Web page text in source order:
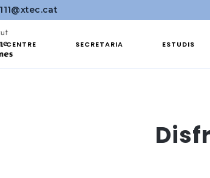
CENTRE SECRETARIA ESTUDIS